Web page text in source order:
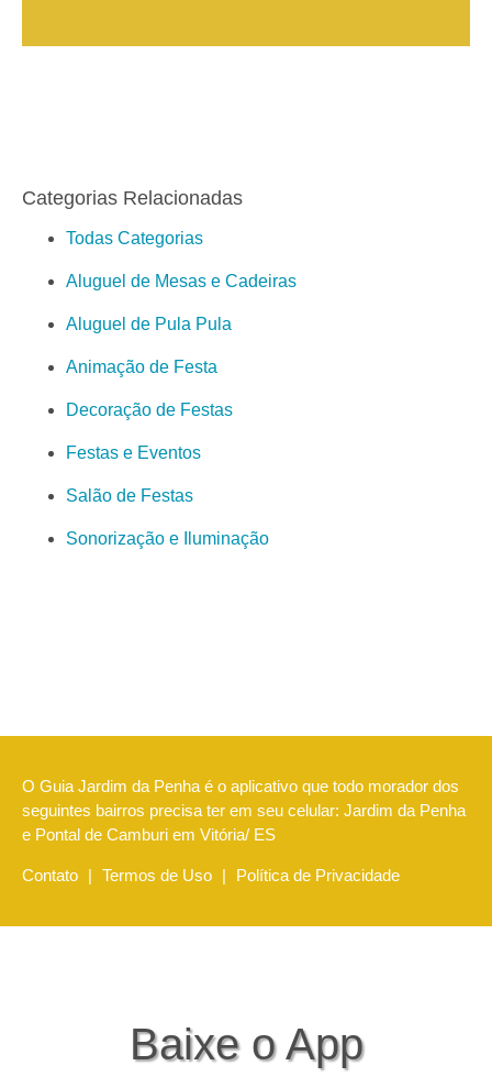
Categorias Relacionadas
Todas Categorias
Aluguel de Mesas e Cadeiras
Aluguel de Pula Pula
Animação de Festa
Decoração de Festas
Festas e Eventos
Salão de Festas
Sonorização e Iluminação
O Guia Jardim da Penha é o aplicativo que todo morador dos
seguintes bairros precisa ter em seu celular: Jardim da Penha
e Pontal de Camburi em Vitória/ ES
Contato | Termos de Uso | Política de Privacidade
Baixe o App